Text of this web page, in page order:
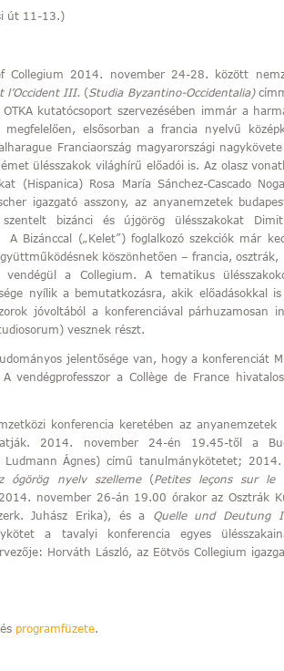
út 11-13.)
Collegium 2014. november 24-28. között
l’Occident III. (Studia Byzantino-Occidentalia)
kutatócsoport szervezésében immár a
megfelelően, elsősorban a francia nyelvű
Franciaország magyarországi
ülésszakok világhírű előadói is. Az olasz
(Hispanica) Rosa María Sánchez-Cascado
igazgató asszony, az anyanemzetek
bizánci és újgörög ülésszakokat
Bizánccal („Kelet”) foglalkozó szekciók már
köszönhetően – francia,
vendégül a Collegium. A tematikus
nyílik a bemutatkozásra, akik előadásokkal
jóvoltából a konferenciával párhuzamosan
vesznek részt.
jelentősége van, hogy a konferenciát
vendégprofesszor a Collège de France
keretében az anyanemzetek
2014. november 24-én 19.45-től a
Ágnes) című tanulmánykötetet;
ógörög nyelv szelleme(Petites leçons sur le
november 26-án 19.00 órakor az Osztrák
Juhász Erika), és a Quelle und
a tavalyi konferencia egyes
Horváth László, az Eötvös Collegium
és programfüzete.